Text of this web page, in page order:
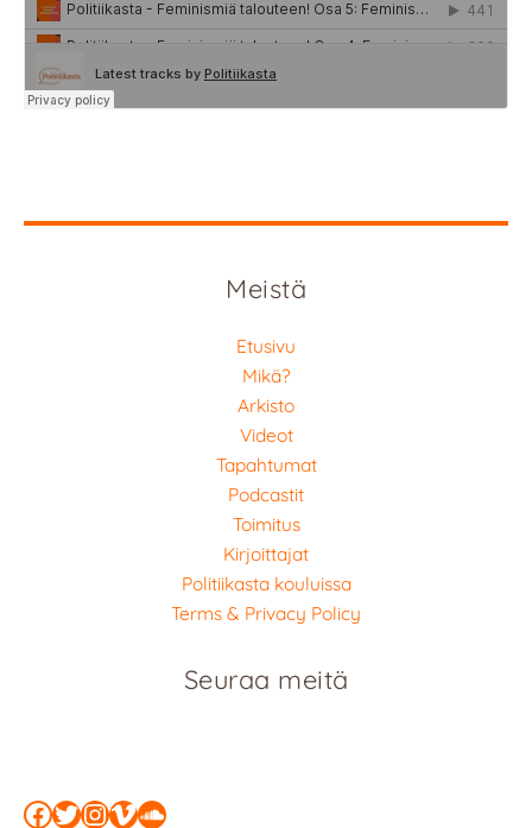
Meistä
Etusivu
Mikä?
Arkisto
Videot
Tapahtumat
Podcastit
Toimitus
Kirjoittajat
Politiikasta kouluissa
Terms & Privacy Policy
Seuraa meitä
Facebook
Twitter
Instagram
Vimeo
SoundCloud